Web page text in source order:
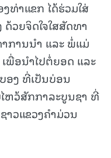
ທ່າແຂກ ໄດ້ຮ່ວມໃສ່
ວຍຈິດໃຈໃສສັດທາ
ການນຳ ແລະ ພໍ່ແມ່
ພື່ອນໍາໄປຕໍ່ຍອດ ແລະ
ອງ ທີ່ເປັນບ່ອນ
ໄຫວ້ສັກກາລະບູນຊາ ທີ່
າວແຂວງຄຳມ່ວນ